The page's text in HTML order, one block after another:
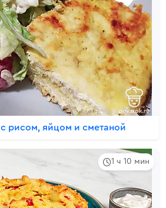
рисом, яйцом и сметаной
1 ч 10 мин